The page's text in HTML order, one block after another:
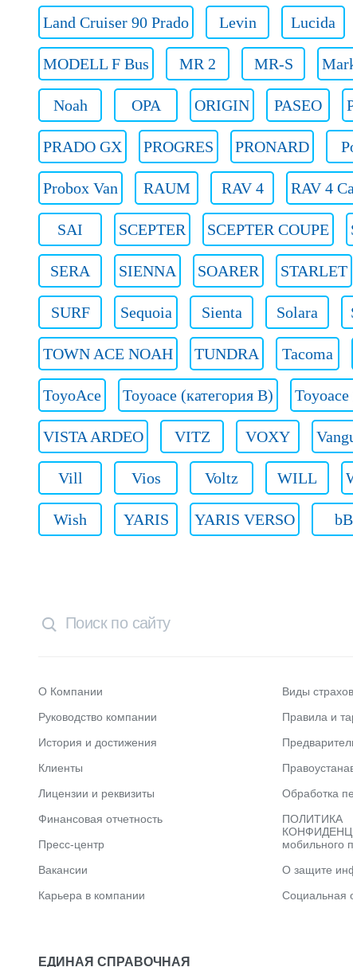
Land Cruiser 90 Prado Levin Lucida
MODELL F Bus MR 2 MR-S
Noah OPA ORIGIN PASEO
PRADO GX PROGRES PRONARD
Probox Van RAUM RAV 4 RAV 4
SAI SCEPTER SCEPTER COUPE
SERA SIENNA SOARER STARLET
SURF Sequoia Sienta Solara
TOWN ACE NOAH TUNDRA Tacoma
ToyoAce Toyoace (категория B) Toyoace
VISTA ARDEO VITZ VOXY
Vill Vios Voltz WILL
Wish YARIS YARIS VERSO bB
О Компании
Руководство компании
История и достижения
Клиенты
Лицензии и реквизиты
Финансовая отчетность
Пресс-центр
Вакансии
Карьера в компании
Виды
Правила и
Обработка
ПОЛИТИКА
мобильного
О защите
Социальная
ЕДИНАЯ СПРАВОЧНАЯ